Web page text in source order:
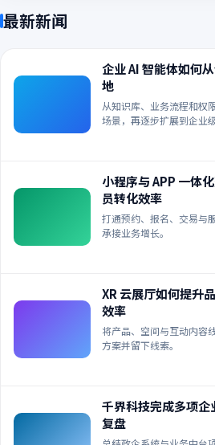
最新新闻
企业 AI 智能体如何
地
从知识库、业务流程和权
场景，再逐步扩展到企业级
小程序与 APP 一体
员转化效率
打通预约、报名、交易与
承接业务增长。
XR 云展厅如何提升
效率
将产品、空间与互动内容
方案并留下线索。
千界科技完成多项
复盘